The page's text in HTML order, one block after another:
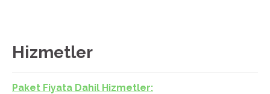
Hizmetler
Paket Fiyata Dahil Hizmetler: